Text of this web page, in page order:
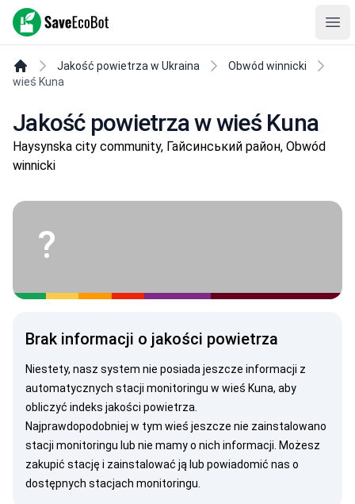
SaveEcoBot
Jakość powietrza w Ukraina
Obwód winnicki
wieś Kuna
Jakość powietrza w wieś Kuna
Haysynska city community, Гайсинський район, Obwód
winnicki
?
Brak informacji o jakości powietrza
Niestety, nasz system nie posiada jeszcze informacji z
automatycznych stacji monitoringu w wieś Kuna, aby
obliczyć indeks jakości powietrza.
Najprawdopodobniej w tym wieś jeszcze nie zainstalowano
stacji monitoringu lub nie mamy o nich informacji. Możesz
zakupić stację i zainstalować ją lub powiadomić nas o
dostępnych stacjach monitoringu.